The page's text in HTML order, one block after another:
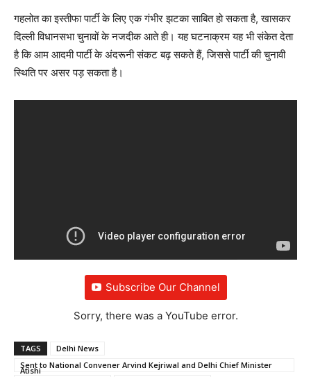
गहलोत का इस्तीफा पार्टी के लिए एक गंभीर झटका साबित हो सकता है, खासकर
दिल्ली विधानसभा चुनावों के नजदीक आते ही। यह घटनाक्रम यह भी संकेत देता
है कि आम आदमी पार्टी के अंदरूनी संकट बढ़ सकते हैं, जिससे पार्टी की चुनावी
स्थिति पर असर पड़ सकता है।
Subscribe Our Channel
Sorry, there was a YouTube error.
TAGS
Delhi News
Sent to National Convener Arvind Kejriwal and Delhi Chief Minister
Atishi